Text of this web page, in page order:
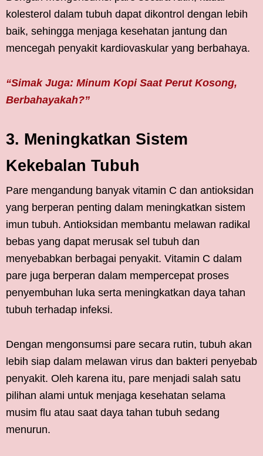
kolesterol dalam tubuh dapat dikontrol dengan lebih
baik, sehingga menjaga kesehatan jantung dan
mencegah penyakit kardiovaskular yang berbahaya.
“Simak Juga: Minum Kopi Saat Perut Kosong,
Berbahayakah?”
3. Meningkatkan Sistem
Kekebalan Tubuh
Pare mengandung banyak vitamin C dan antioksidan
yang berperan penting dalam meningkatkan sistem
imun tubuh. Antioksidan membantu melawan radikal
bebas yang dapat merusak sel tubuh dan
menyebabkan berbagai penyakit. Vitamin C dalam
pare juga berperan dalam mempercepat proses
penyembuhan luka serta meningkatkan daya tahan
tubuh terhadap infeksi.
Dengan mengonsumsi pare secara rutin, tubuh akan
lebih siap dalam melawan virus dan bakteri penyebab
penyakit. Oleh karena itu, pare menjadi salah satu
pilihan alami untuk menjaga kesehatan selama
musim flu atau saat daya tahan tubuh sedang
menurun.